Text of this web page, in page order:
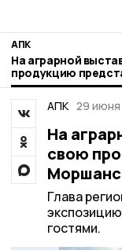
АПК
На аграрной
продукцию
округ
АПК 29 июня
На
свою
Глава
гостями.